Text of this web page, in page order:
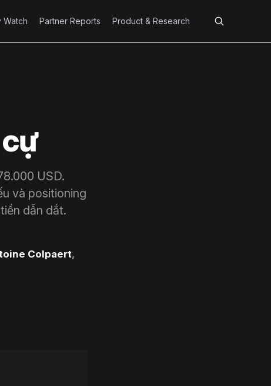
Watch Partner Reports Product & Research
USD.
và positioning
dẫn dắt.
Colpaert,